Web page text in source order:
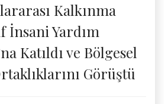
Kalkınma
İnsani Yardım
Katıldı ve Bölgesel
Görüştü